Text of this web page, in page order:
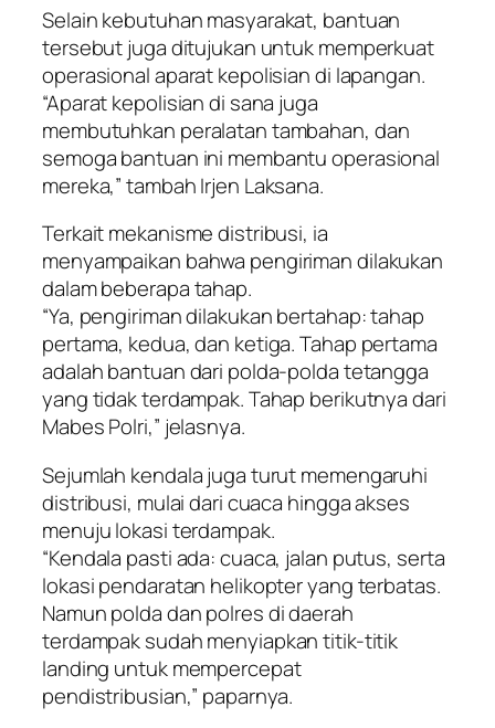
Selain kebutuhan masyarakat, bantuan
tersebut juga ditujukan untuk memperkuat
operasional aparat kepolisian di lapangan.
“Aparat kepolisian di sana juga
membutuhkan peralatan tambahan, dan
semoga bantuan ini membantu operasional
mereka,” tambah Irjen Laksana.
Terkait mekanisme distribusi, ia
menyampaikan bahwa pengiriman dilakukan
dalam beberapa tahap.
“Ya, pengiriman dilakukan bertahap: tahap
pertama, kedua, dan ketiga. Tahap pertama
adalah bantuan dari polda-polda tetangga
yang tidak terdampak. Tahap berikutnya dari
Mabes Polri,” jelasnya.
Sejumlah kendala juga turut memengaruhi
distribusi, mulai dari cuaca hingga akses
menuju lokasi terdampak.
“Kendala pasti ada: cuaca, jalan putus, serta
lokasi pendaratan helikopter yang terbatas.
Namun polda dan polres di daerah
terdampak sudah menyiapkan titik-titik
landing untuk mempercepat
pendistribusian,” paparnya.